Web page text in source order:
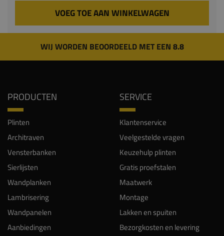
VOEG TOE AAN WINKELWAGEN
WIJ WORDEN BEOORDEELD MET EEN 8.8
PRODUCTEN
Plinten
Architraven
Vensterbanken
Sierlijsten
Wandplanken
Lambrisering
Wandpanelen
Aanbiedingen
SERVICE
Klantenservice
Veelgestelde vragen
Keuzehulp plinten
Gratis proefstalen
Maatwerk
Montage
Lakken en spuiten
Bezorgkosten en levering